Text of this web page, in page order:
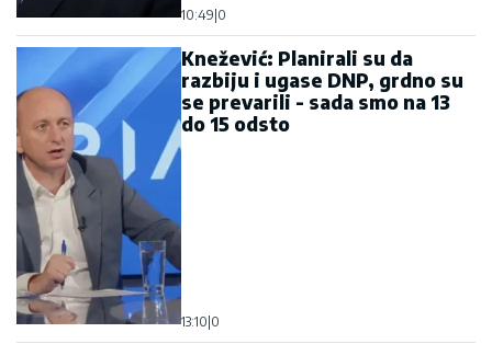
10:49 0
Knežević: Planirali su da
razbiju i ugase DNP, grdno su
se prevarili - sada smo na 13
do 15 odsto
13:10 0